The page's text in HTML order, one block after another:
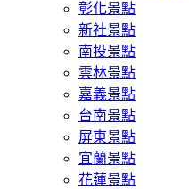
彰化景點
新社景點
南投景點
雲林景點
嘉義景點
台南景點
屏東景點
宜蘭景點
花蓮景點